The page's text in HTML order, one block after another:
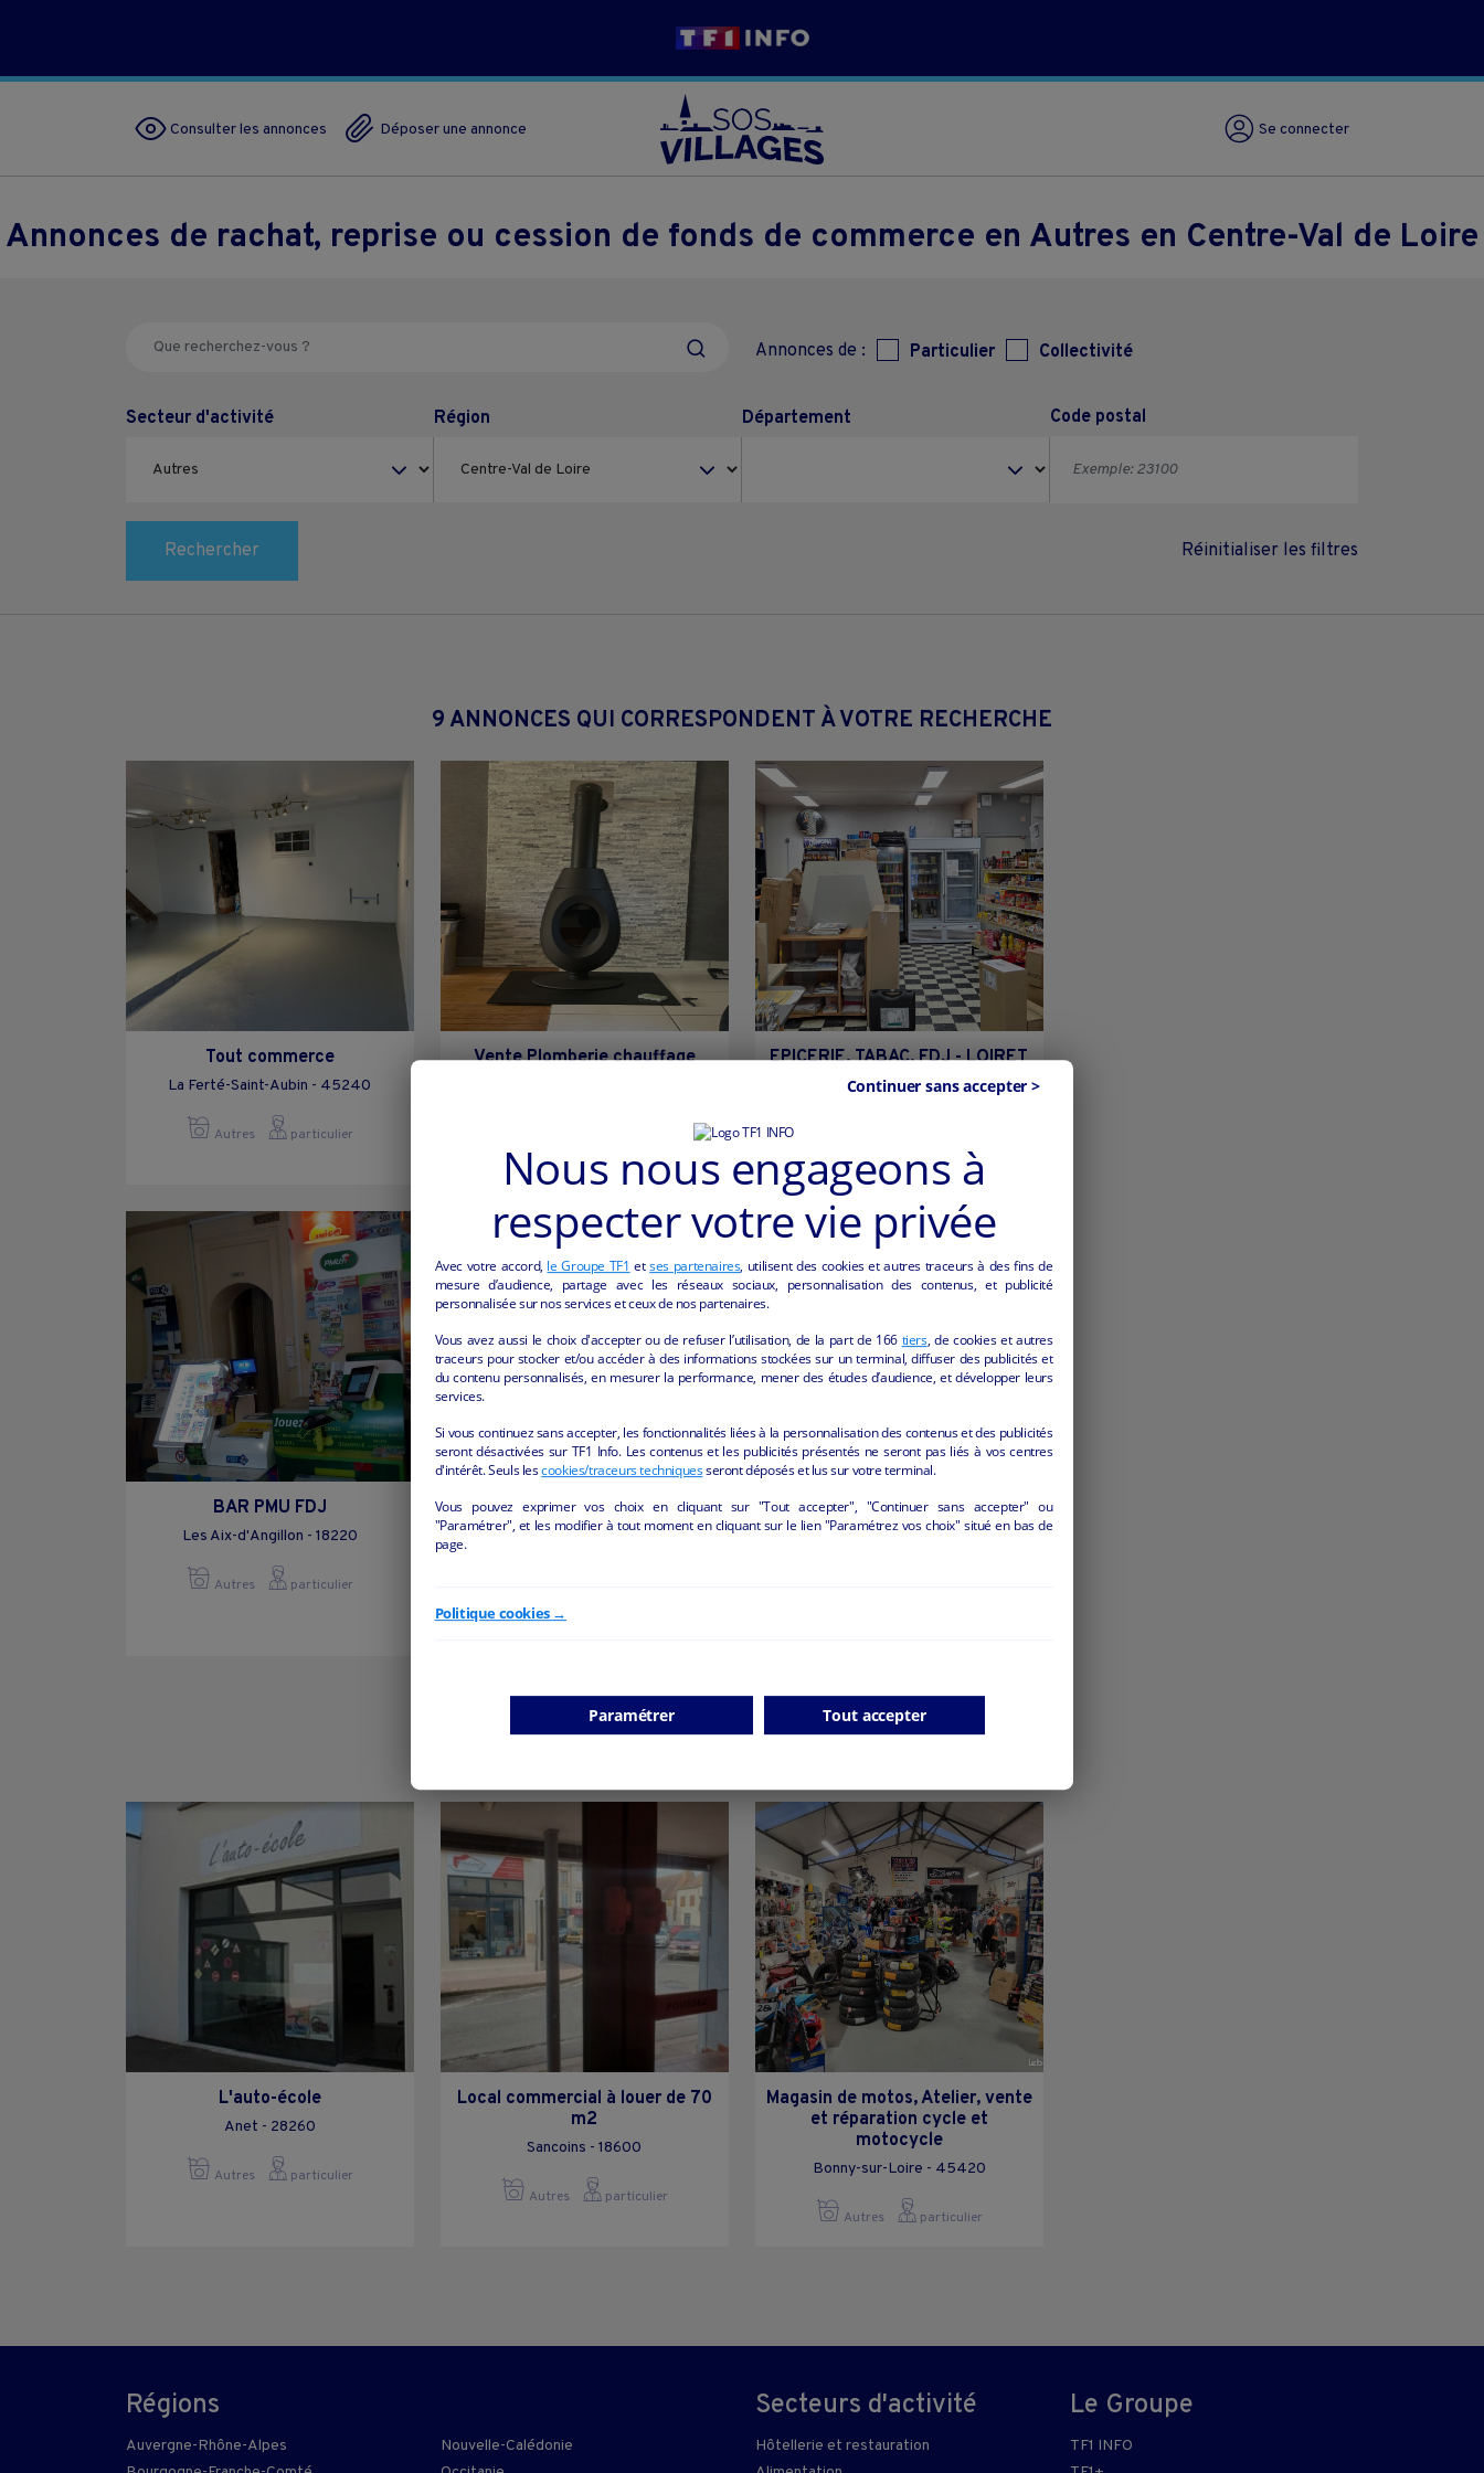
Consulter les annonces Déposer une annonce Se connecter
Annonces de rachat, reprise ou cession de fonds de commerce en Autres en Centre-Val de Loire
Annonces de : Particulier Collectivité
Secteur d'activité Région Département Code postal
Rechercher Réinitialiser les filtres
9 ANNONCES QUI CORRESPONDENT À VOTRE RECHERCHE
Tout commerce
La Ferté-Saint-Aubin - 45240
Autres particulier
Vente Plomberie chauffage
Autres
EPICERIE, TABAC, FDJ - LOIRET
Saint-Cyr-en-Val - 45590
BAR PMU FDJ
Les Aix-d'Angillon - 18220
Autres particulier
Salon de toilettage
Selles-sur-Cher - 41130
Immeuble avec fond de
commerce Bar-Tabac FDJ et
L'auto-école
Anet - 28260
Autres particulier
Local commercial à louer de 70
m2
Sancoins - 18600
Autres particulier
Magasin de motos, Atelier, vente
et réparation cycle et
motocycle
Bonny-sur-Loire - 45420
Autres particulier
Régions
Auvergne-Rhône-Alpes
Nouvelle-Calédonie
Secteurs d'activité
Hôtellerie et restauration
Le Groupe
TF1 INFO
Nous nous engageons à
respecter votre vie privée
Avec votre accord, le Groupe TF1 etses partenaires, utilisent des cookies et autres traceurs à des fins de
mesure d’audience, partage avec les réseaux sociaux, personnalisation des contenus, et publicité
personnalisée sur nos services et ceux de nos partenaires.
Vous avez aussi le choix d'accepter ou de refuser l’utilisation, de la part de 166 tiers, de cookies et autres
traceurs pour stocker et/ou accéder à des informations stockées sur un terminal, diffuser des publicités et
du contenu personnalisés, en mesurer la performance, mener des études d’audience, et développer leurs
services.
Si vous continuez sans accepter, les fonctionnalités liées à la personnalisation des contenus et des publicités
seront désactivées sur TF1 Info. Les contenus et les publicités présentés ne seront pas liés à vos centres
d'intérêt. Seuls lescookies/traceurs techniquesseront déposés et lus sur votre terminal.
Vous pouvez exprimer vos choix en cliquant sur "Tout accepter", "Continuer sans accepter" ou
"Paramétrer", et les modifier à tout moment en cliquant sur le lien "Paramétrez vos choix" situé en bas de
page.
Politique cookies →
Paramétrer
Continuer sans accepter >
Tout accepter